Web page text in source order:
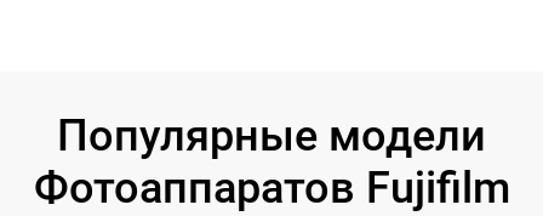
Популярные модели
Фотоаппаратов Fujifilm